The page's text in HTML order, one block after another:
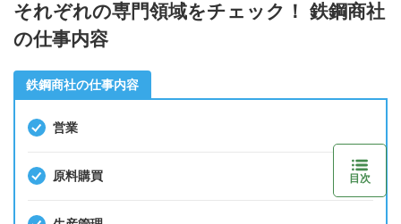
それぞれの専門領域をチェック！ 鉄鋼商社
の仕事内容
鉄鋼商社の仕事内容
営業
原料購買 目次